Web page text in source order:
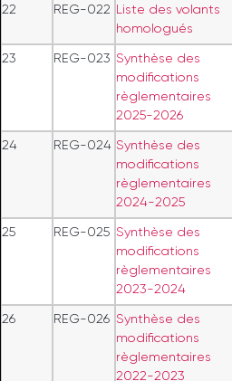
22 REG-022
Liste des volants
homologués
23 REG-023 Synthèse des
modifications
règlementaires
2025-2026
24 REG-024 Synthèse des
modifications
règlementaires
2024-2025
25 REG-025 Synthèse des
modifications
règlementaires
2023-2024
26 REG-026 Synthèse des
modifications
règlementaires
2022-2023